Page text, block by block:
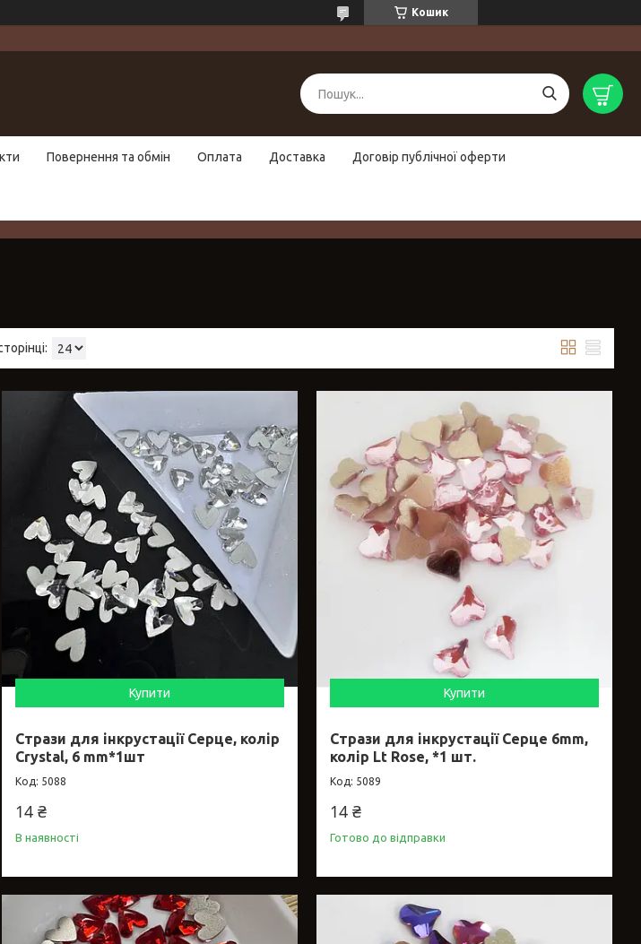
Кошик
Повернення та обмін Оплата Доставка Договір публічної оферти
Купити
Стрази для інкрустації Серце, колір
Crystal, 6 mm*1шт
5088
14 ₴
В наявності
Купити
Стрази для інкрустації Серце 6mm,
колір Lt Rose, *1 шт.
5089
14 ₴
Готово до відправки